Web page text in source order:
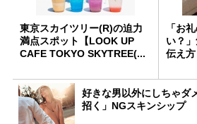
東京スカイツリー(R)の迫力
満点スポット【LOOK UP
CAFE TOKYO SKYTREE(...
「お
い？
伝え方
好きな男以外にしちゃダ
招く」NGスキンシップ